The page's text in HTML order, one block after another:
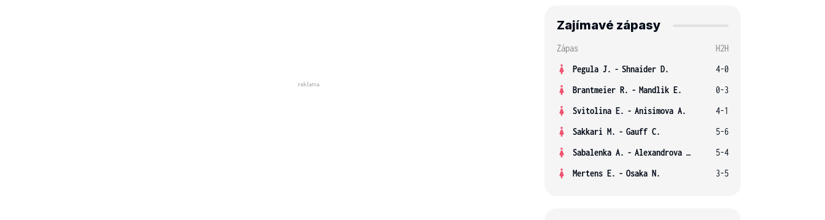
Zajímavé zápasy
Zápas
H2H
Pegula J. - Shnaider D.
4-0
Brantmeier R. - Mandlik E.
0-3
Svitolina E. - Anisimova A.
4-1
Sakkari M. - Gauff C.
5-6
Sabalenka A. - Alexandrova E.
5-4
Mertens E. - Osaka N. 3-5